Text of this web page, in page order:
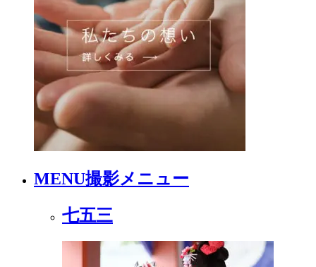
MENU撮影メニュー
七五三